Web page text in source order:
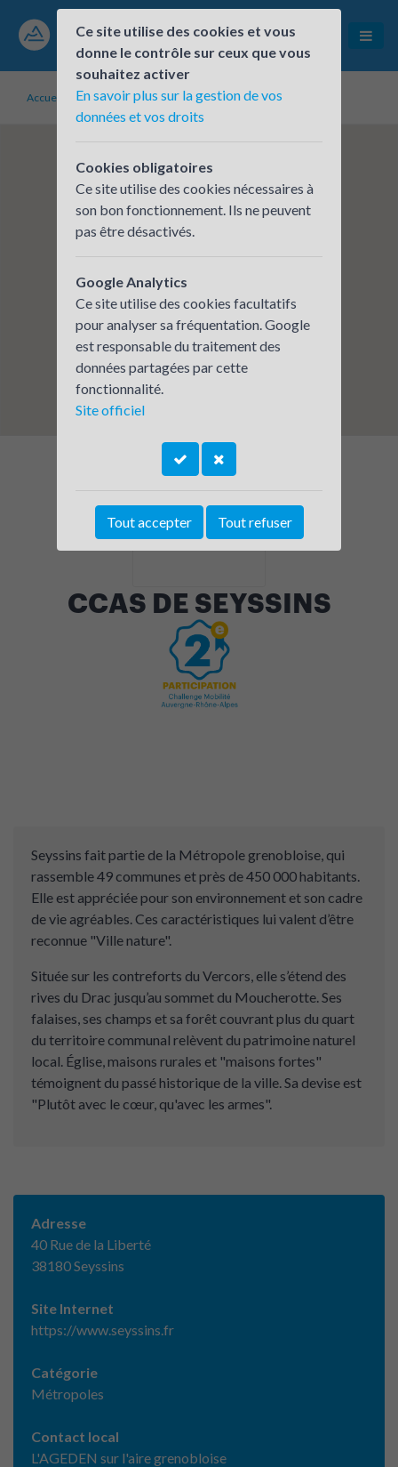
Accueil Établissements inscrits CCAS DE SEYSSINS
CCAS DE SEYSSINS
Seyssins fait partie de la Métropole grenobloise, qui
rassemble 49 communes et près de 450 000 habitants.
Elle est appréciée pour son environnement et son cadre
de vie agréables. Ces caractéristiques lui valent d’être
reconnue "Ville nature".
Située sur les contreforts du Vercors, elle s’étend des
rives du Drac jusqu’au sommet du Moucherotte. Ses
falaises, ses champs et sa forêt couvrant plus du quart
du territoire communal relèvent du patrimoine naturel
local. Église, maisons rurales et "maisons fortes"
témoignent du passé historique de la ville. Sa devise est
"Plutôt avec le cœur, qu'avec les armes".
Adresse
40 Rue de la Liberté
38180 Seyssins
Site Internet
https://www.seyssins.fr
Catégorie
Métropoles
Contact local
L'AGEDEN sur l'aire grenobloise
Ce site utilise des cookies et vous
donne le contrôle sur ceux que vous
souhaitez activer
En savoir plus sur la gestion de vos
données et vos droits
Cookies obligatoires
Ce site utilise des cookies nécessaires à
son bon fonctionnement. Ils ne peuvent
pas être désactivés.
Google Analytics
Ce site utilise des cookies facultatifs
pour analyser sa fréquentation. Google
est responsable du traitement des
données partagées par cette
fonctionnalité.
Site officiel
Tout accepter Tout refuser